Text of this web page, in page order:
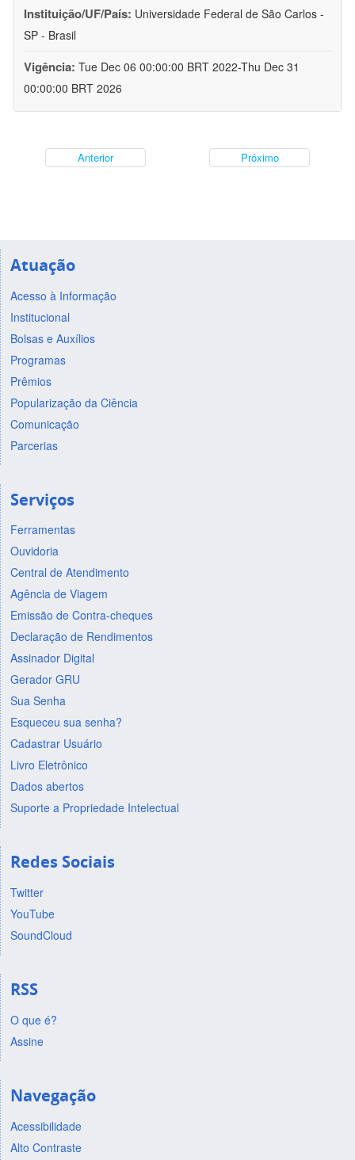
Instituição/UF/País: Universidade Federal de São Carlos -
SP - Brasil
Vigência: Tue Dec 06 00:00:00 BRT 2022-Thu Dec 31
00:00:00 BRT 2026
Anterior Próximo
Atuação
Acesso à Informação
Institucional
Bolsas e Auxílios
Programas
Prêmios
Popularização da Ciência
Comunicação
Parcerias
Serviços
Ferramentas
Ouvidoria
Central de Atendimento
Agência de Viagem
Emissão de Contra-cheques
Declaração de Rendimentos
Assinador Digital
Gerador GRU
Sua Senha
Esqueceu sua senha?
Cadastrar Usuário
Livro Eletrônico
Dados abertos
Suporte a Propriedade Intelectual
Redes Sociais
Twitter
YouTube
SoundCloud
RSS
O que é?
Assine
Navegação
Acessibilidade
Alto Contraste